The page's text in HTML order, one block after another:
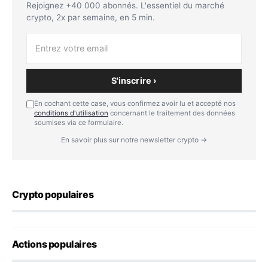
Rejoignez +40 000 abonnés. L'essentiel du marché
crypto, 2x par semaine, en 5 min.
S'inscrire ›
En cochant cette case, vous confirmez avoir lu et accepté nos
conditions d'utilisation concernant le traitement des données
soumises via ce formulaire.
En savoir plus sur notre newsletter crypto →
Crypto populaires
Actions populaires